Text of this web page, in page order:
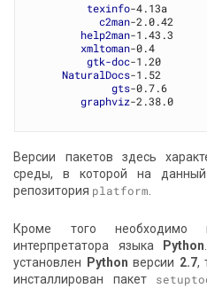
texinfo-4.13a
c2man-2.0.42
help2man-1.43.3
xmltoman-0.4
gtk-doc-1.20
NaturalDocs-1.52
gts-0.7.6
graphviz-2.38.0
Версии пакетов здесь
среды, в которой на
репозитория platform.
Кроме того необходимо
интерпретатора языка
Python
установлен
Python версии 2.7,
инсталлирован пакет